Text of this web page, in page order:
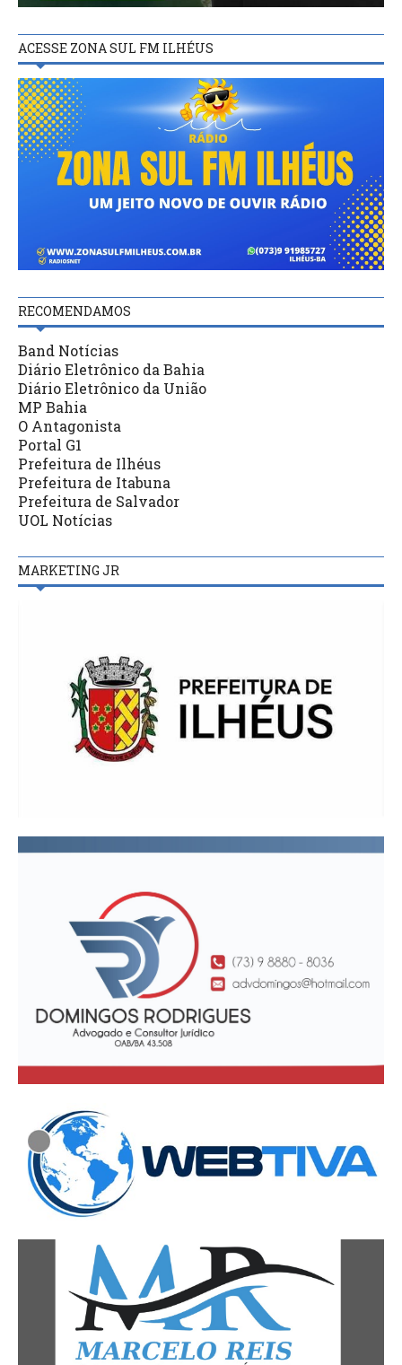
ACESSE ZONA SUL FM ILHÉUS
RECOMENDAMOS
Band Notícias
Diário Eletrônico da Bahia
Diário Eletrônico da União
MP Bahia
O Antagonista
Portal G1
Prefeitura de Ilhéus
Prefeitura de Itabuna
Prefeitura de Salvador
UOL Notícias
MARKETING JR